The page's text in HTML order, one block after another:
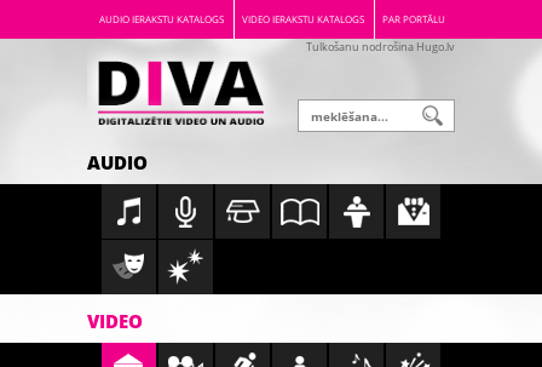
AUDIO IERAKSTU KATALOGS VIDEO IERAKSTU KATALOGS PAR PORTĀLU
Tulkošanu nodrošina Hugo.lv
AUDIO
VIDEO